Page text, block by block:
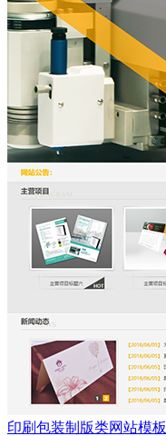
印刷包装制版类网站模板